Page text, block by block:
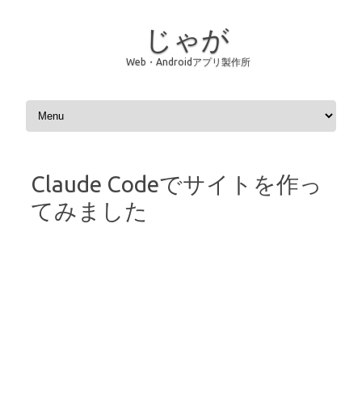
じゃが
Web・Androidアプリ製作所
コンテンツへスキップ
Claude Codeでサイトを作っ
てみました